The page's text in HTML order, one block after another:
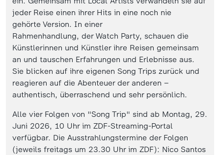
jeder Reise einen ihrer Hits in eine noch nie
gehörte Version. In einer
Rahmenhandlung, der Watch Party, schauen die
Künstlerinnen und Künstler ihre Reisen gemeinsam
an und tauschen Erfahrungen und Erlebnisse aus.
Sie blicken auf ihre eigenen Song Trips zurück und
reagieren auf die Abenteuer der anderen –
authentisch, überraschend und sehr persönlich.
Alle vier Folgen von "Song Trip" sind ab Montag, 29.
Juni 2026, 10 Uhr im ZDF-Streaming-Portal
verfügbar. Die Ausstrahlungstermine der Folgen
(jeweils freitags um 23.30 Uhr im ZDF): Nico Santos